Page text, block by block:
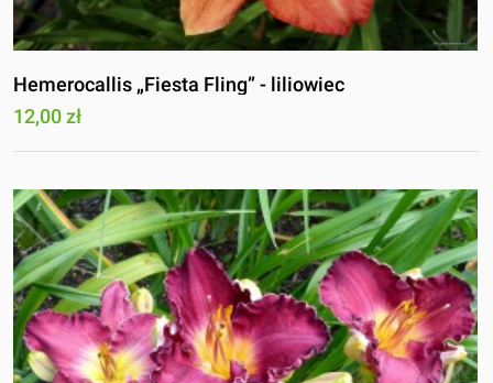
Hemerocallis „Fiesta Fling” - liliowiec
12,00 zł